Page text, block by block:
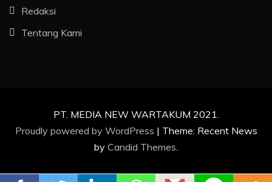
Redaksi
Tentang Kami
PT. MEDIA NEW WARTAKUM 2021.
Proudly powered by WordPress | Theme: Recent News
by Candid Themes